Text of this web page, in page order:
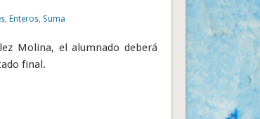
,Enteros, Suma
Molina, el alumnado deberá
final.